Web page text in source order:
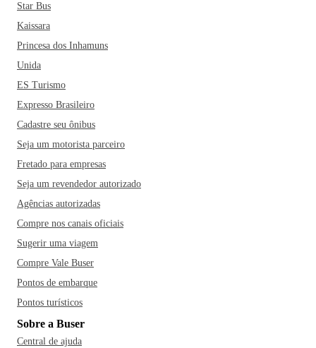
Star Bus
Kaissara
Princesa dos Inhamuns
Unida
ES Turismo
Expresso Brasileiro
Cadastre seu ônibus
Seja um motorista parceiro
Fretado para empresas
Seja um revendedor autorizado
Agências autorizadas
Compre nos canais oficiais
Sugerir uma viagem
Compre Vale Buser
Pontos de embarque
Pontos turísticos
Sobre a Buser
Central de ajuda